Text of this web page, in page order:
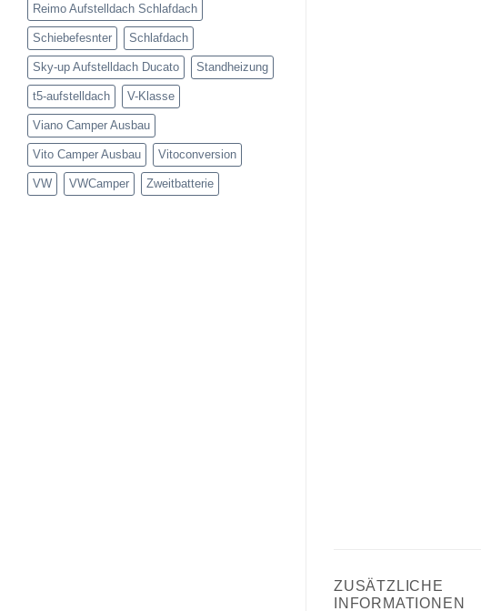
Reimo Aufstelldach Schlafdach
Schiebefesnter Schlafdach
Sky-up Aufstelldach Ducato Standheizung
t5-aufstelldach V-Klasse
Viano Camper Ausbau
Vito Camper Ausbau Vitoconversion
VW VWCamper Zweitbatterie
ZUSÄTZLICHE
INFORMATIONEN